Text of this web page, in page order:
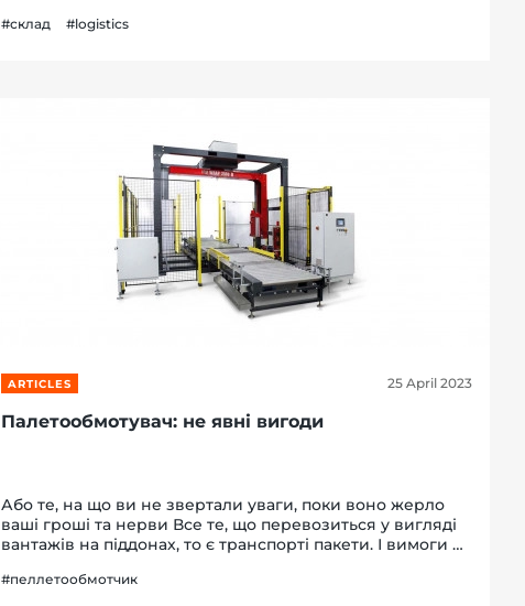
Sklad Service. Почему мы можем об этом говорить и что
#склад #logistics
ARTICLES 25 April 2023
Палетообмотувач: не явні вигоди
Або те, на що ви не звертали уваги, поки воно жерло
ваші гроші та нерви Все те, що перевозиться у вигляді
вантажів на піддонах, то є транспорті пакети. І вимоги до
26663-85 "Пакети транспорті. Форму...
#пеллетообмотчик